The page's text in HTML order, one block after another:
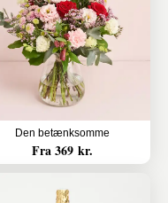
Den betænksomme
Fra 369 kr.